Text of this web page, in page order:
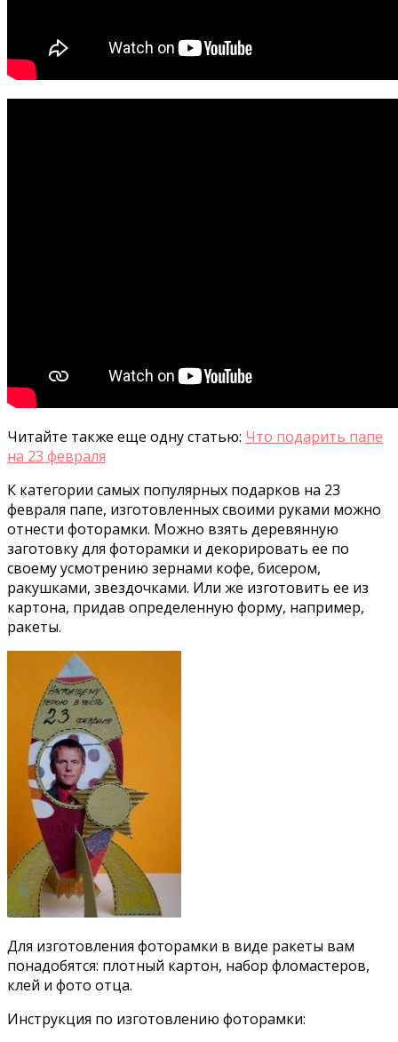
Читайте также еще одну статью: Что подарить папе
на 23 февраля
К категории самых популярных подарков на 23
февраля папе, изготовленных своими руками можно
отнести фоторамки. Можно взять деревянную
заготовку для фоторамки и декорировать ее по
своему усмотрению зернами кофе, бисером,
ракушками, звездочками. Или же изготовить ее из
картона, придав определенную форму, например,
ракеты.
Для изготовления фоторамки в виде ракеты вам
понадобятся: плотный картон, набор фломастеров,
клей и фото отца.
Инструкция по изготовлению фоторамки: